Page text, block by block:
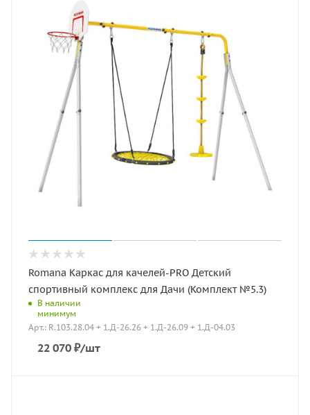
Romana Каркас для качелей-PRO Детский
спортивный комплекс для Дачи (Комплект №5.3)
В наличии
минимум
Арт.: R.103.28.04 + 1.Д-26.26 + 1.Д-26.09 + 1.Д-04.03
22 070 ₽/шт